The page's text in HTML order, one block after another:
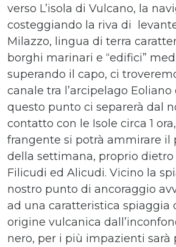
verso L’isola di Vulcano, la
costeggiando la riva di
Milazzo, lingua di terra
borghi marinari e “edifici”
superando il capo, ci
canale tra l’arcipelago Eoliano
questo punto ci separerà dal
contatto con le Isole circa 1
frangente si potrà ammirare il
della settimana, proprio dietro
Filicudi ed Alicudi. Vicino la
nostro punto di ancoraggio
ad una caratteristica spiaggia
origine vulcanica
nero, per i più impazienti sarà